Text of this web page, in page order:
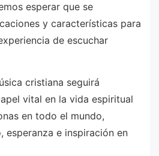
esperar que se
y características para
de escuchar
cristiana seguirá
vital en la vida espiritual
en todo el mundo,
esperanza e inspiración en